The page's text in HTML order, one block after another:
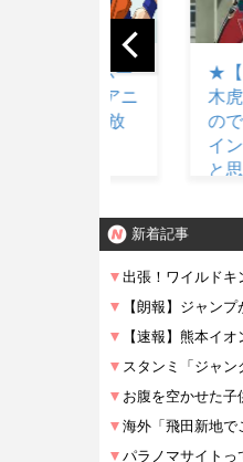
★【ワートリ】
木虎をよく見た
のでこの子がメ
とき違って驚い
新着記事